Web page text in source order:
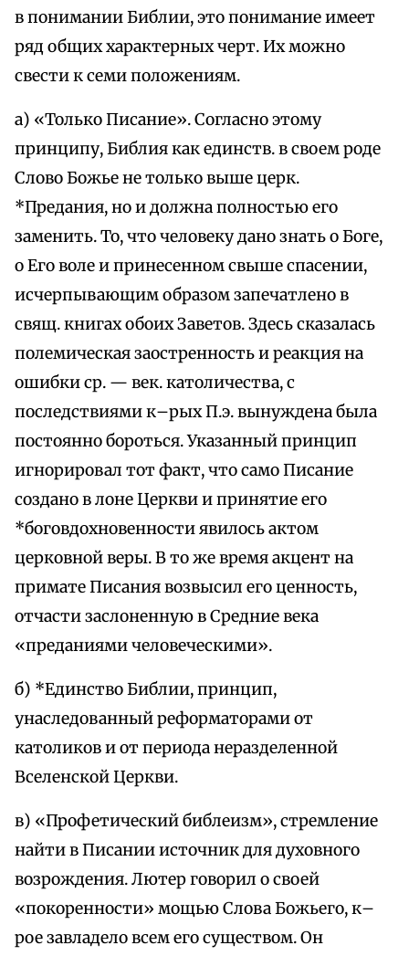
в понимании Библии, это понимание имеет
ряд общих характерных черт. Их можно
свести к семи положениям.
а) «Только Писание». Согласно этому
принципу, Библия как единств. в своем роде
Слово Божье не только выше церк.
*Предания, но и должна полностью его
заменить. То, что человеку дано знать о Боге,
о Его воле и принесенном свыше спасении,
исчерпывающим образом запечатлено в
свящ. книгах обоих Заветов. Здесь сказалась
полемическая заостренность и реакция на
ошибки ср. — век. католичества, с
последствиями к–рых П.э. вынуждена была
постоянно бороться. Указанный принцип
игнорировал тот факт, что само Писание
создано в лоне Церкви и принятие его
*боговдохновенности явилось актом
церковной веры. В то же время акцент на
примате Писания возвысил его ценность,
отчасти заслоненную в Средние века
«преданиями человеческими».
б) *Единство Библии, принцип,
унаследованный реформаторами от
католиков и от периода неразделенной
Вселенской Церкви.
в) «Профетический библеизм», стремление
найти в Писании источник для духовного
возрождения. Лютер говорил о своей
«покоренности» мощью Слова Божьего, к–
рое завладело всем его существом. Он